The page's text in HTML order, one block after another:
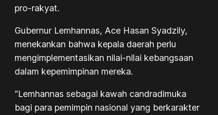
pro-rakyat.
Gubernur Lemhannas, Ace Hasan Syadzily,
menekankan bahwa kepala daerah perlu
mengimplementasikan nilai-nilai kebangsaan
dalam kepemimpinan mereka.
“Lemhannas sebagai kawah candradimuka
bagi para pemimpin nasional yang berkarakter